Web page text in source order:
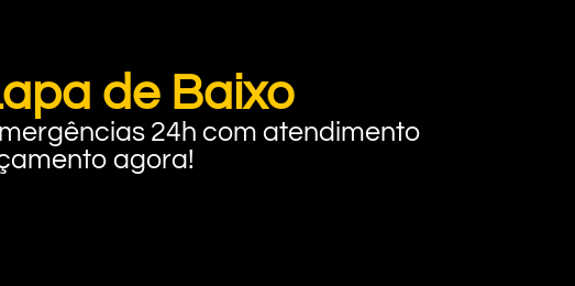
de Baixo
24h com atendimento
agora!